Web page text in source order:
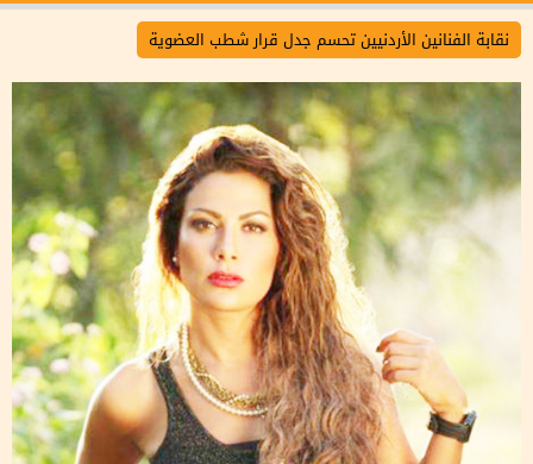
نقابة الفنانين الأردنيين تحسم جدل قرار شطب العضوية